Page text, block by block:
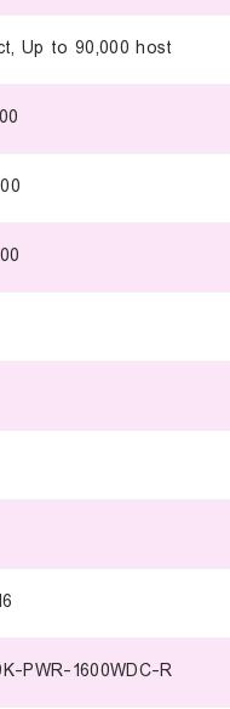
Up to 90,000 host
PWR-1600WDC-R